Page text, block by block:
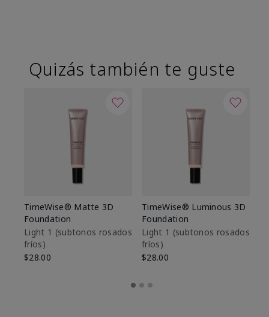
Quizás también te guste
TimeWise® Matte 3D
Foundation
Light 1​ (subtonos rosados
fríos)
$28.00
TimeWise® Luminous 3D
Foundation
Light 1​ (subtonos rosados
fríos)
$28.00